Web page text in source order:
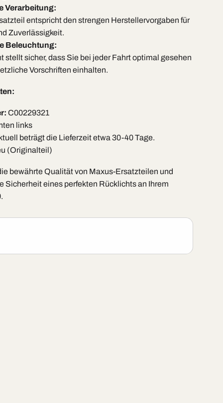
Verarbeitung:
entspricht den strengen Herstellervorgaben für
Zuverlässigkeit.
Beleuchtung:
stellt sicher, dass Sie bei jeder Fahrt optimal gesehen
Vorschriften einhalten.
C00229321
links
beträgt die Lieferzeit etwa 30-40 Tage.
(Originalteil)
bewährte Qualität von Maxus-Ersatzteilen und
Sicherheit eines perfekten Rücklichts an Ihrem